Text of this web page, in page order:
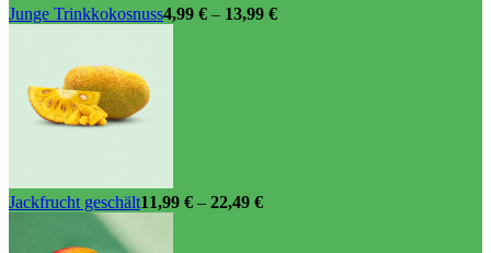
Junge Trinkkokosnuss4,99 € – 13,99 €
Jackfrucht geschält11,99 € – 22,49 €